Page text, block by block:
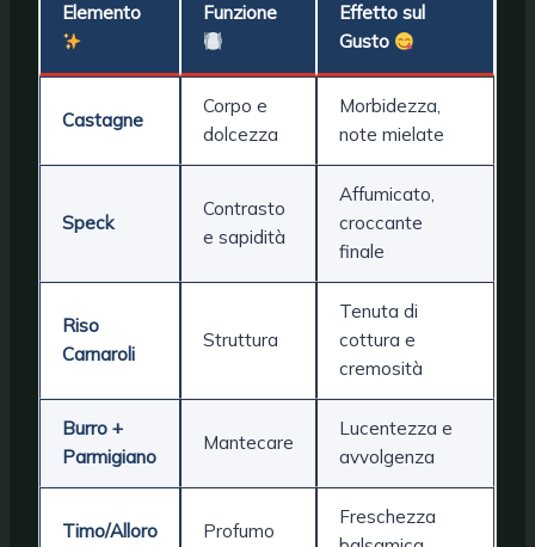
Elemento Funzione
Effetto sul
Gusto
Castagne
Corpo e
dolcezza
Morbidezza,
note mielate
Speck
Contrasto
e sapidità
Affumicato,
croccante
finale
Riso
Carnaroli
Struttura
Tenuta di
cottura e
cremosità
Burro +
Parmigiano
Mantecare
Lucentezza e
avvolgenza
Timo/Alloro Profumo
Freschezza